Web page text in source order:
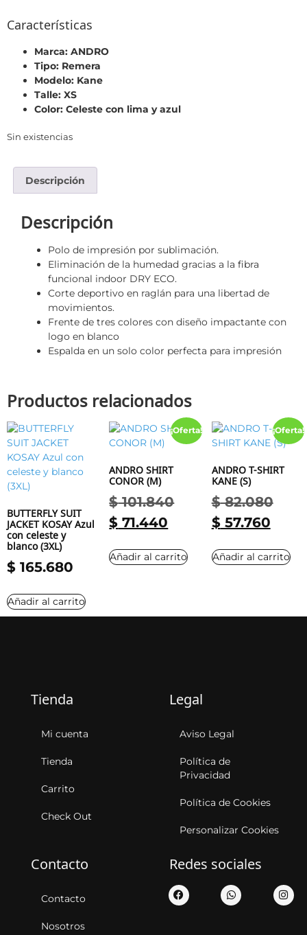
Características
Marca: ANDRO
Tipo: Remera
Modelo: Kane
Talle: XS
Color: Celeste con lima y azul
Sin existencias
Descripción
Descripción
Polo de impresión por sublimación.
Eliminación de la humedad gracias a la fibra
funcional indoor DRY ECO.
Corte deportivo en raglán para una libertad de
movimientos.
Frente de tres colores con diseño impactante con
logo en blanco
Espalda en un solo color perfecta para impresión
Productos relacionados
BUTTERFLY SUIT
JACKET KOSAY Azul
con celeste y
blanco (3XL)
$ 165.680
Añadir al carrito
¡Oferta!
ANDRO SHIRT
CONOR (M)
$101.840
$ 71.440
Añadir al carrito
¡Oferta!
ANDRO T-SHIRT
KANE (S)
$82.080
$57.760
Añadir al carrito
Tienda
Mi cuenta
Tienda
Carrito
Check Out
Legal
Aviso Legal
Política de
Privacidad
Política de Cookies
Personalizar Cookies
Contacto
Contacto
Nosotros
Redes sociales